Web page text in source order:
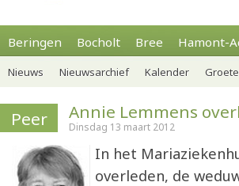
Beringen Bocholt Bree Hamont-
Nieuws Nieuwsarchief Kalender
Peer Annie Lemmens
Dinsdag 13 maart 2012
In het
overleden, de